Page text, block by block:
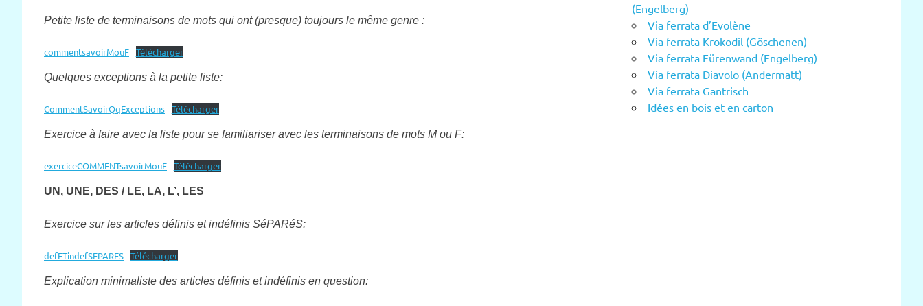
Petite liste de terminaisons de mots qui ont (presque) toujours le même genre :
commentsavoirMouF Télécharger
Quelques exceptions à la petite liste:
CommentSavoirQqExceptions Télécharger
Exercice à faire avec la liste pour se familiariser avec les terminaisons de mots M ou F:
exerciceCOMMENTsavoirMouF Télécharger
UN, UNE, DES / LE, LA, L’, LES
Exercice sur les articles définis et indéfinis SéPARéS:
defETindefSEPARES Télécharger
Explication minimaliste des articles définis et indéfinis en question:
(Engelberg)
Via ferrata d’Evolène
Via ferrata Krokodil (Göschenen)
Via ferrata Fürenwand (Engelberg)
Via ferrata Diavolo (Andermatt)
Via ferrata Gantrisch
Idées en bois et en carton